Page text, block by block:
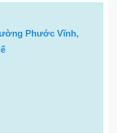
Phước Vĩnh,